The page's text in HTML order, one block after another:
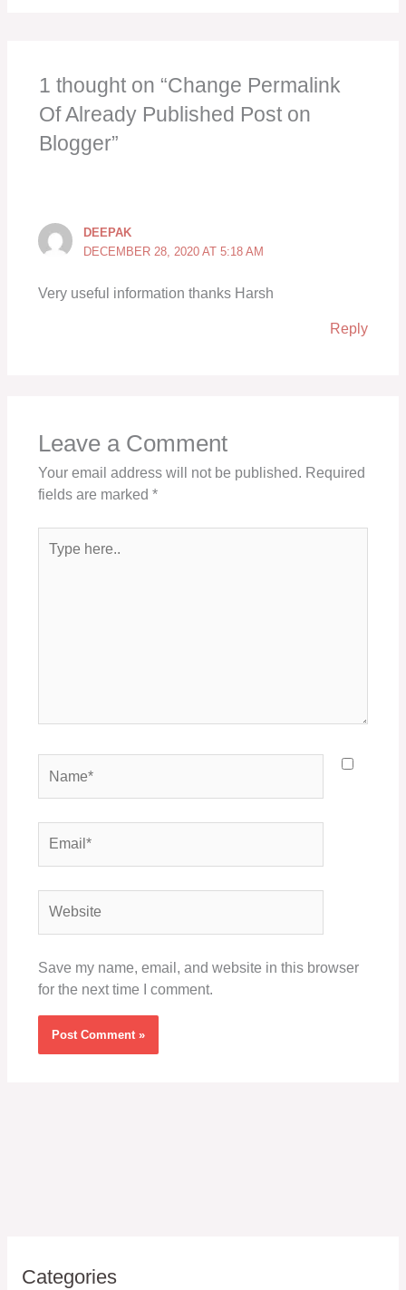
1 thought on “Change Permalink
Of Already Published Post on
Blogger”
DEEPAK
DECEMBER 28, 2020 AT 5:18 AM
Very useful information thanks Harsh
Reply
Leave a Comment
Your email address will not be published. Required
fields are marked *
here..
Save my name, email, and website in this browser
for the next time I comment.
Categories